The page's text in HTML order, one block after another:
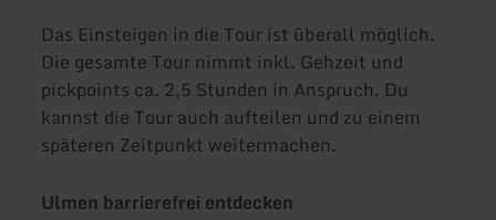
Das Einsteigen in die Tour ist überall möglich.
Die gesamte Tour nimmt inkl. Gehzeit und
pickpoints ca. 2,5 Stunden in Anspruch. Du
kannst die Tour auch aufteilen und zu einem
späteren Zeitpunkt weitermachen.
Ulmen barrierefrei entdecken